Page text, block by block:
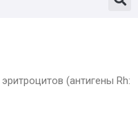
(антигены Rh: